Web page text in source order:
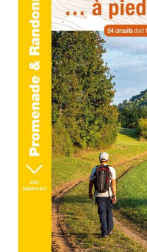
AJOUTER AU PANIER